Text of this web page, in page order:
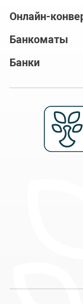
Онлайн-
Банкоматы
Банки